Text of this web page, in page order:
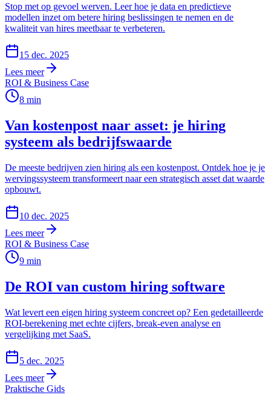
Stop met op gevoel werven. Leer hoe je data en predictieve
modellen inzet om betere hiring beslissingen te nemen en de
kwaliteit van hires meetbaar te verbeteren.
15 dec. 2025
Lees meer
ROI & Business Case
8 min
Van kostenpost naar asset: je hiring
systeem als bedrijfswaarde
De meeste bedrijven zien hiring als een kostenpost. Ontdek hoe je je
wervingssysteem transformeert naar een strategisch asset dat waarde
opbouwt.
10 dec. 2025
Lees meer
ROI & Business Case
9 min
De ROI van custom hiring software
Wat levert een eigen hiring systeem concreet op? Een gedetailleerde
ROI-berekening met echte cijfers, break-even analyse en
vergelijking met SaaS.
5 dec. 2025
Lees meer
Praktische Gids